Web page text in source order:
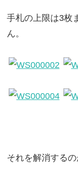
手札の上限は3枚
ん。
それを解消するの